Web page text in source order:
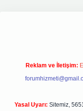
Reklam ve İletişim:
Yasal Uyarı: Sitemiz,